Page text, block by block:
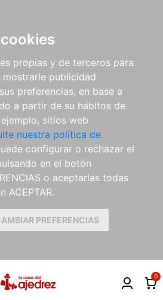
propias y de terceros para
publicidad
preferencias, en base a
a partir de su hábitos de
sitios web
nuestra política de
configurar o rechazar el
en el botón
o aceptarlas todas
ACEPTAR.
PREFERENCIAS
0